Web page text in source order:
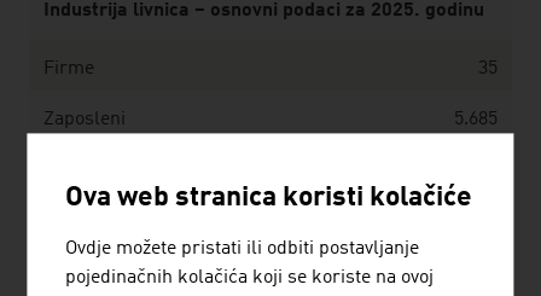
Industrija livnica – osnovni podaci za 2025. godinu
Firme 35
Zaposleni 5.685
čeličnog i željeznog liva
494,0 mil. eura
Vrijednost proizvodnje ne
željeznog liva
137.306 tona /
889,1 mil. eura
Ova web stranica koristi kolačiće
Ovdje možete pristati ili odbiti postavljanje
pojedinačnih kolačića koji se koriste na ovoj